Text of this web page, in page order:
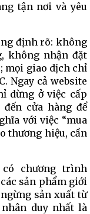
tận nơi và yêu
định rõ: không
không nhận đặt
mọi giao dịch chỉ
Ngay cả website
dừng ở việc cấp
cửa hàng để
với việc “mua
thương hiệu, cần
chương trình
sản phẩm giới
sản xuất từ
duy nhất là